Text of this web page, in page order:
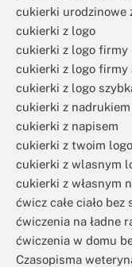
cukierki urodzinowe
cukierki z logo
cukierki z logo firmy
cukierki z logo firmy
cukierki z logo
cukierki z nadrukiem
cukierki z napisem
cukierki z twoim logo
cukierki z wlasnym
cukierki z własnym
ćwicz całe ciało bez
ćwiczenia na ładne
ćwiczenia w domu
Czasopisma